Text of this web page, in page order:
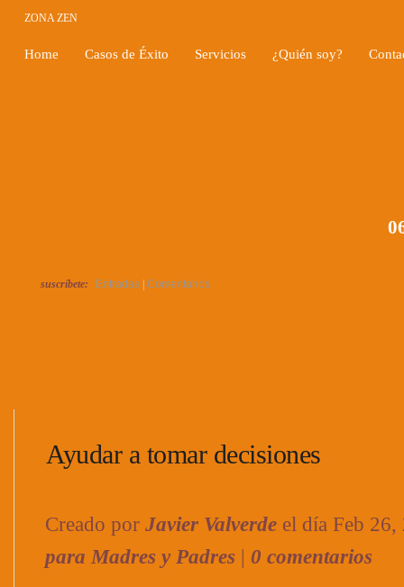
ZONA ZEN
Home Casos de Éxito Servicios ¿Quién soy?
suscríbete: Entradas Comentarios
Ayudar a tomar decisiones
Creado por Javier Valverde el día Feb
para Madres y Padres | 0 comentarios